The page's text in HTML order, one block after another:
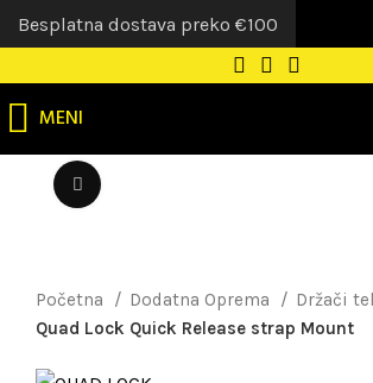
MENI
Početna Dodatna Oprema
Držači
Quad Lock Quick Release strap Mount
Besplatna dostava preko €100